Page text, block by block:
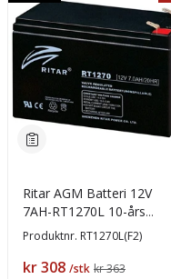
Ritar AGM Batteri 12V
7AH-RT1270L 10-års
design F2 terminal
Produktnr. RT1270L(F2)
Pris
kr 308 /stk kr 363